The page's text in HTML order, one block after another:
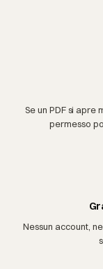
Se un PDF si apre
permesso
Nessun account,